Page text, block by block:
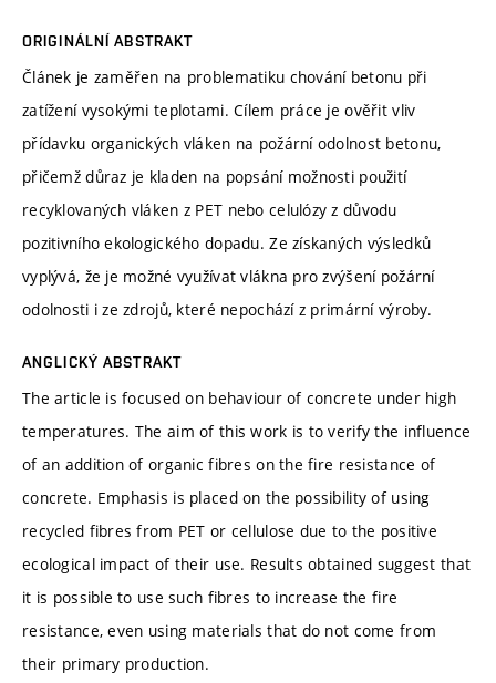
ORIGINÁLNÍ ABSTRAKT
Článek je zaměřen na problematiku chování betonu při
zatížení vysokými teplotami. Cílem práce je ověřit vliv
přídavku organických vláken na požární odolnost betonu,
přičemž důraz je kladen na popsání možnosti použití
recyklovaných vláken z PET nebo celulózy z důvodu
pozitivního ekologického dopadu. Ze získaných výsledků
vyplývá, že je možné využívat vlákna pro zvýšení požární
odolnosti i ze zdrojů, které nepochází z primární výroby.
ANGLICKÝ ABSTRAKT
The article is focused on behaviour of concrete under high
temperatures. The aim of this work is to verify the influence
of an addition of organic fibres on the fire resistance of
concrete. Emphasis is placed on the possibility of using
recycled fibres from PET or cellulose due to the positive
ecological impact of their use. Results obtained suggest that
it is possible to use such fibres to increase the fire
resistance, even using materials that do not come from
their primary production.